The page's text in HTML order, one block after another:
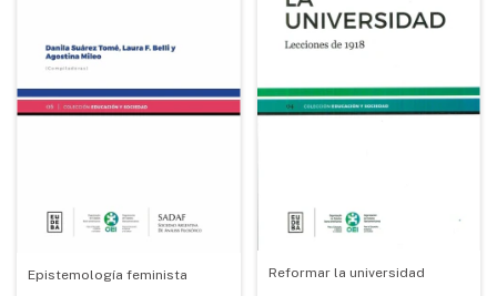
Epistemología feminista Reformar la universidad